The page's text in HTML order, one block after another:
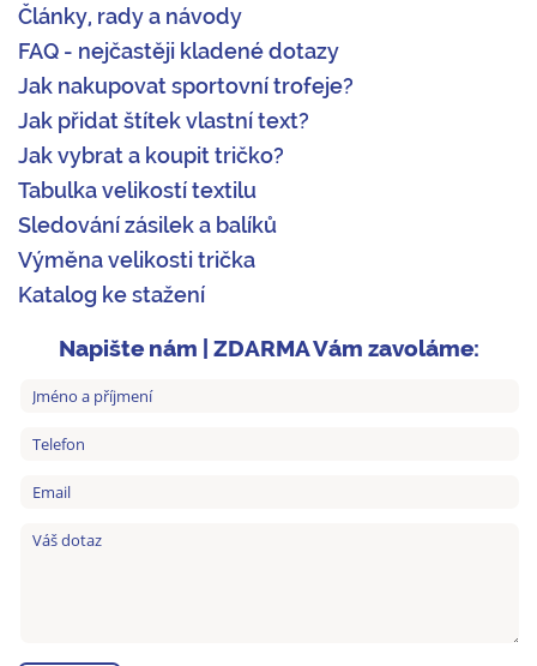
Články, rady a návody
FAQ - nejčastěji kladené dotazy
Jak nakupovat sportovní trofeje?
Jak přidat štítek vlastní text?
Jak vybrat a koupit tričko?
Tabulka velikostí textilu
Sledování zásilek a balíků
Výměna velikosti trička
Katalog ke stažení
Napište nám | ZDARMA Vám zavoláme: